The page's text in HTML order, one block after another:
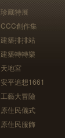
珍藏特展
CCC創作集
建築排排站
建築轉轉樂
天地宮
安平追想1661
工藝大冒險
原住民儀式
原住民服飾